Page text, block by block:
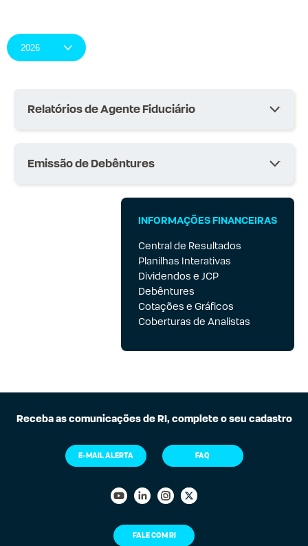
Relatórios de Agente Fiduciário
Emissão de Debêntures
INFORMAÇÕES FINANCEIRAS
Central de Resultados
Planilhas Interativas
Dividendos e JCP
Debêntures
Cotações e Gráficos
Coberturas de Analistas
Receba as comunicações de RI, complete o seu cadastro
E-MAIL ALERTA FAQ
FALE COM RI